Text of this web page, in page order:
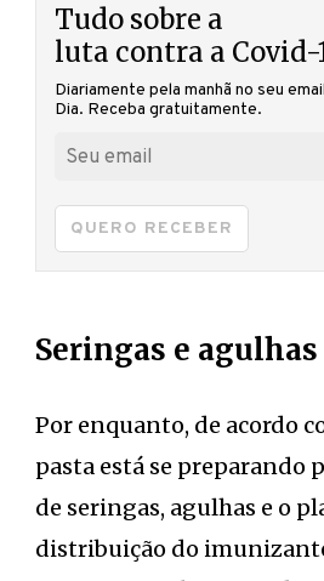
Tudo sobre a
luta contra a Covid-
Diariamente pela manhã no seu
Dia. Receba gratuitamente.
QUERO RECEBER
Seringas e agulhas
Por enquanto, de acordo
pasta está se preparando
de seringas, agulhas e o
distribuição do